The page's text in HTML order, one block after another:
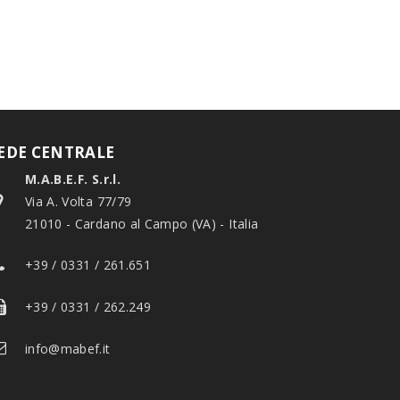
CENTRALE
M.A.B.E.F. S.r.l.
Via A. Volta 77/79
21010 - Cardano al Campo (VA) - Italia
+39 / 0331 / 261.651
+39 / 0331 / 262.249
info@mabef.it